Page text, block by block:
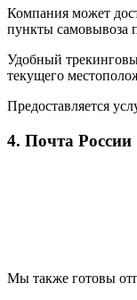
Компания может
пункты самовывоза
Удобный
текущего
Предоставляется
4. Почта России
Мы также готовы